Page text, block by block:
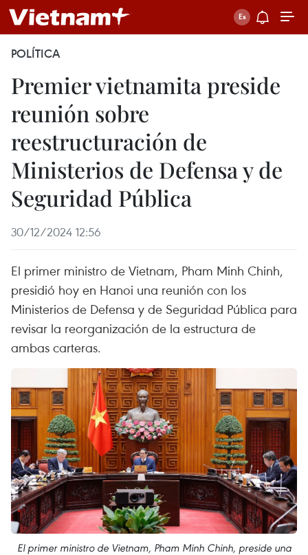
POLÍTICA
Premier vietnamita preside
reunión sobre
reestructuración de
Ministerios de Defensa y de
Seguridad Pública
30/12/2024 12:56
El primer ministro de Vietnam, Pham Minh Chinh,
presidió hoy en Hanoi una reunión con los
Ministerios de Defensa y de Seguridad Pública para
revisar la reorganización de la estructura de
ambas carteras.
El primer ministro de Vietnam, Pham Minh Chinh, preside una